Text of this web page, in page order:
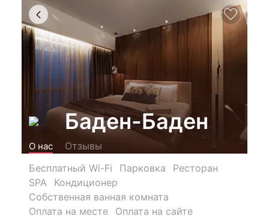
Баден-Баден
О нас
Отзывы
Бесплатный Wi-Fi
Парковка
Ресторан
SPA
Кондиционер
Собственная ванная комната
Оплата на месте
Оплата на сайте